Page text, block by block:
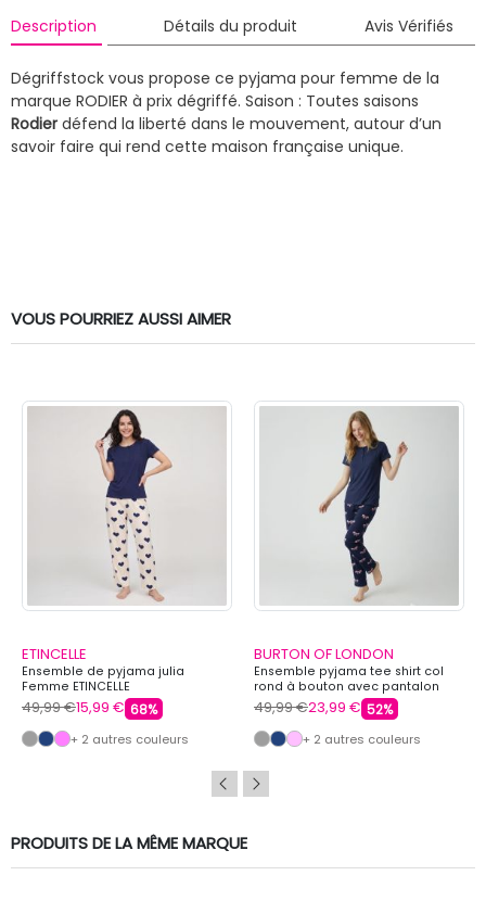
Description Détails du produit Avis Vérifiés
Dégriffstock vous propose ce pyjama pour femme de la
marque RODIER à prix dégriffé. Saison : Toutes saisons
Rodier défend la liberté dans le mouvement, autour d’un
savoir faire qui rend cette maison française unique.
VOUS POURRIEZ AUSSI AIMER
ETINCELLE
Ensemble de pyjama julia
Femme ETINCELLE
49,99 €15,99 € 68%
+ 2 autres couleurs
BURTON OF LONDON
Ensemble pyjama tee shirt col
rond à bouton avec pantalon
imprimé honey Femme BURTON
OF LONDON
49,99 €23,99 € 52%
+ 2 autres couleurs
PRODUITS DE LA MÊME MARQUE